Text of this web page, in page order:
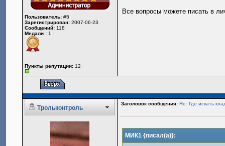
Пользователь: #5
Зарегистрирован: 2007-06-23
Сообщений: 118
Медали : 1
Пункты репутации: 12
Все вопросы можете писать в
Трольконтроль
Заголовок сообщения: Re: Где искать
МИК1 {писал(а)}: